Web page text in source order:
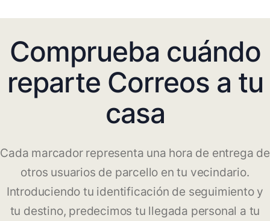
Comprueba cuándo
reparte Correos a tu
casa
Cada marcador representa una hora de entrega de
otros usuarios de parcello en tu vecindario.
Introduciendo tu identificación de seguimiento y
tu destino, predecimos tu llegada personal a tu